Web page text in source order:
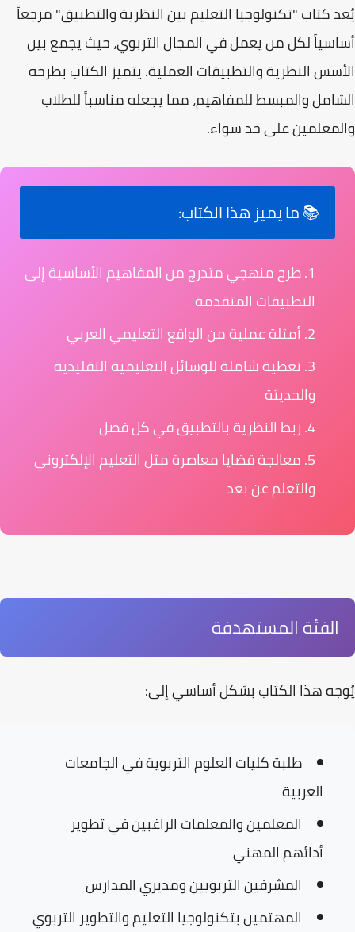
يُعد كتاب"تكنولوجيا التعليم بين النظرية والتطبيق"مرجعاً
أساسياً لكل من يعمل في المجال التربوي، حيث يجمع بين
الأسس النظرية والتطبيقات العملية. يتميز الكتاب بطرحه
الشامل والمبسط للمفاهيم، مما يجعله مناسباً للطلاب
والمعلمين على حد سواء.
📚 ما يميز هذا الكتاب:
طرح منهجي متدرج من المفاهيم الأساسية إلى
التطبيقات المتقدمة
أمثلة عملية من الواقع التعليمي العربي
تغطية شاملة للوسائل التعليمية التقليدية
والحديثة
ربط النظرية بالتطبيق في كل فصل
معالجة قضايا معاصرة مثل التعليم الإلكتروني
والتعلم عن بعد
الفئة المستهدفة
يُوجه هذا الكتاب بشكل أساسي إلى:
طلبة كليات العلوم التربويةفي الجامعات
العربية
المعلمين والمعلمات الراغبين في تطوير
أدائهم المهني
المشرفين التربويينومديري المدارس
المهتمين بتكنولوجيا التعليموالتطوير التربوي